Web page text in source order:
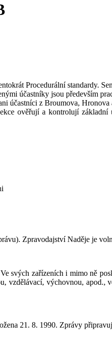
Procedurální standardy.
účastníky jsou především
účastníci z Broumova,
ověřují a kontrolují
Zpravodajství Naděje je
svých zařízeních i mimo ně
vzdělávací, výchovnou, apod.,
21. 8. 1990. Zprávy